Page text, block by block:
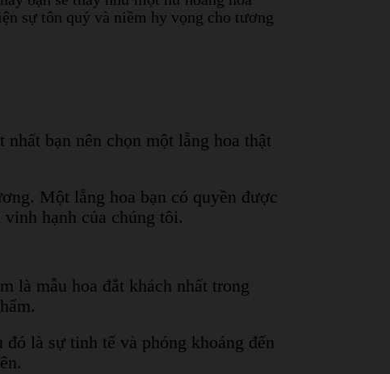
sự tôn quý và niềm hy vọng cho tương
bạn nên chọn một lẵng hoa thật
Một lẵng hoa bạn có quyền được
hạnh của chúng tôi.
là mẫu hoa đắt khách nhất trong
là sự tinh tế và phóng khoáng đến